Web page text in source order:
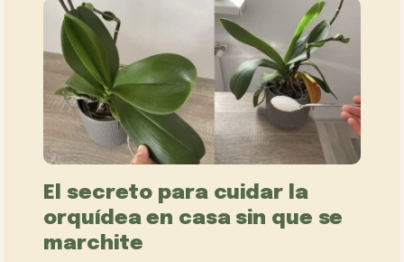
El secreto para cuidar la
orquídea en casa sin que se
marchite